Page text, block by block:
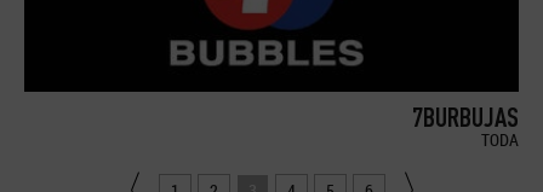
7BURBUJAS
TODA